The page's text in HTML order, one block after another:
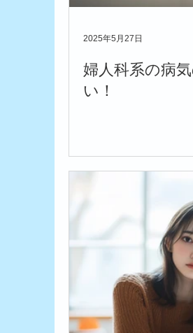
婦人科系の病
い！
2025年5月27日